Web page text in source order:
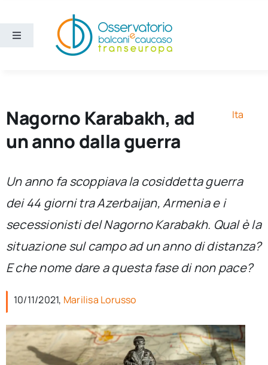
contenuto
Toggle
Ricerca e divulgazione
Sezioni
Chi siamo
per:
Newsletter
Ita
Nagorno Karabakh, ad
un anno dalla guerra
Ita
Un anno fa scoppiava la cosiddetta guerra
dei 44 giorni tra Azerbaijan, Armenia e i
secessionisti del Nagorno Karabakh. Qual è la
situazione sul campo ad un anno di distanza?
E che nome dare a questa fase di non pace?
10/11/2021, Marilisa Lorusso